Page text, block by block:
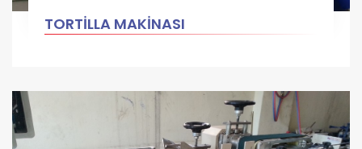
TORTİLLA MAKİNASI